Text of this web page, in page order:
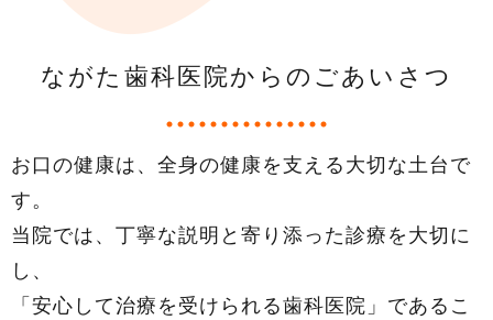
ながた歯科医院からのごあいさつ
お口の健康は、全身の健康を支える大切な土台で
す。
当院では、丁寧な説明と寄り添った診療を大切に
し、
「安心して治療を受けられる歯科医院」であるこ